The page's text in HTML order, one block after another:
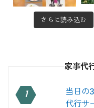
さらに読み込む
家事代
1
当日の
代行サ